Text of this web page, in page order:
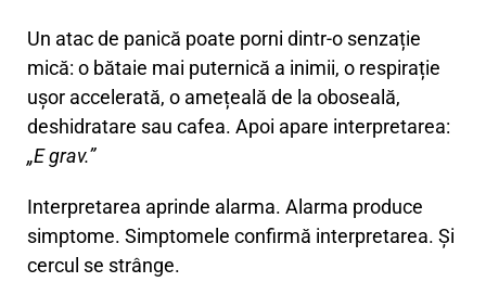
Un atac de panică poate porni dintr-o senzație
mică: o bătaie mai puternică a inimii, o respirație
ușor accelerată, o amețeală de la oboseală,
deshidratare sau cafea. Apoi apare interpretarea:
„E grav.”
Interpretarea aprinde alarma. Alarma produce
simptome. Simptomele confirmă interpretarea. Și
cercul se strânge.